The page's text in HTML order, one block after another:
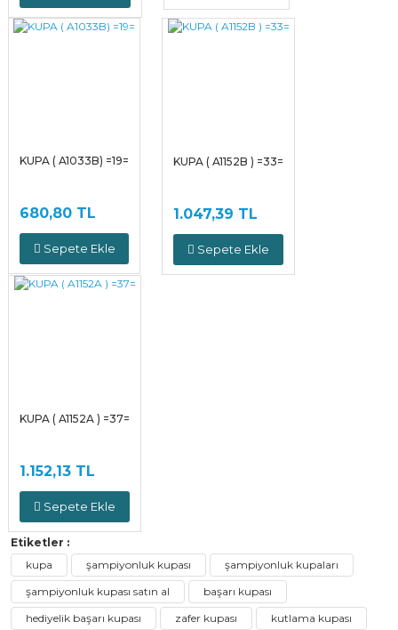
KUPA ( A1033B) =19=
680,80 TL
Sepete Ekle
KUPA ( A1152B ) =33=
1.047,39 TL
Sepete Ekle
KUPA ( A1152A ) =37=
1.152,13 TL
Sepete Ekle
Etiketler :
kupa
şampiyonluk kupası
şampiyonluk kupaları
şampiyonluk kupası satın al
başarı kupası
hediyelik başarı kupası
zafer kupası
kutlama kupası